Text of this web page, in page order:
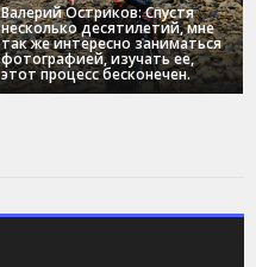
Валерий Остриков: Спустя
несколько десятилетий, мне
так же интересно заниматься
фотографией, изучать ее,
этот процесс бесконечен.